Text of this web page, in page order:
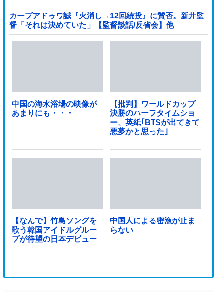
カープアドゥワ誠『火消し→12回続投』に賛否。新井監
督「それは決めていた」【監督談話/反省会】他
中国の海水浴場の映像が
あまりにも・・・
【批判】ワールドカップ
決勝のハーフタイムショ
ー、英紙｢BTSが出てきて
悪夢かと思った｣
【なんで】竹島ソングを
歌う韓国アイドルグルー
プが待望の日本デビュー
中国人による密漁が止ま
らない